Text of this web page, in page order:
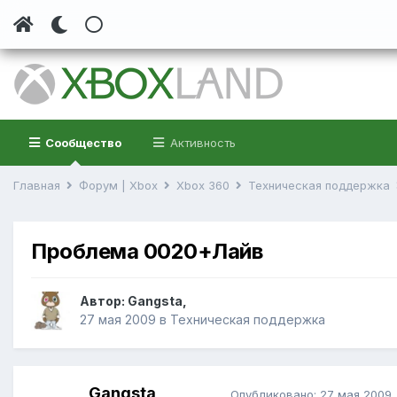
Сообщество Активность
Главная Форум | Xbox Xbox 360 Техническая поддержка
Проблема 0020+Лайв
Автор: Gangsta
27 мая 2009 в Техническая поддержка